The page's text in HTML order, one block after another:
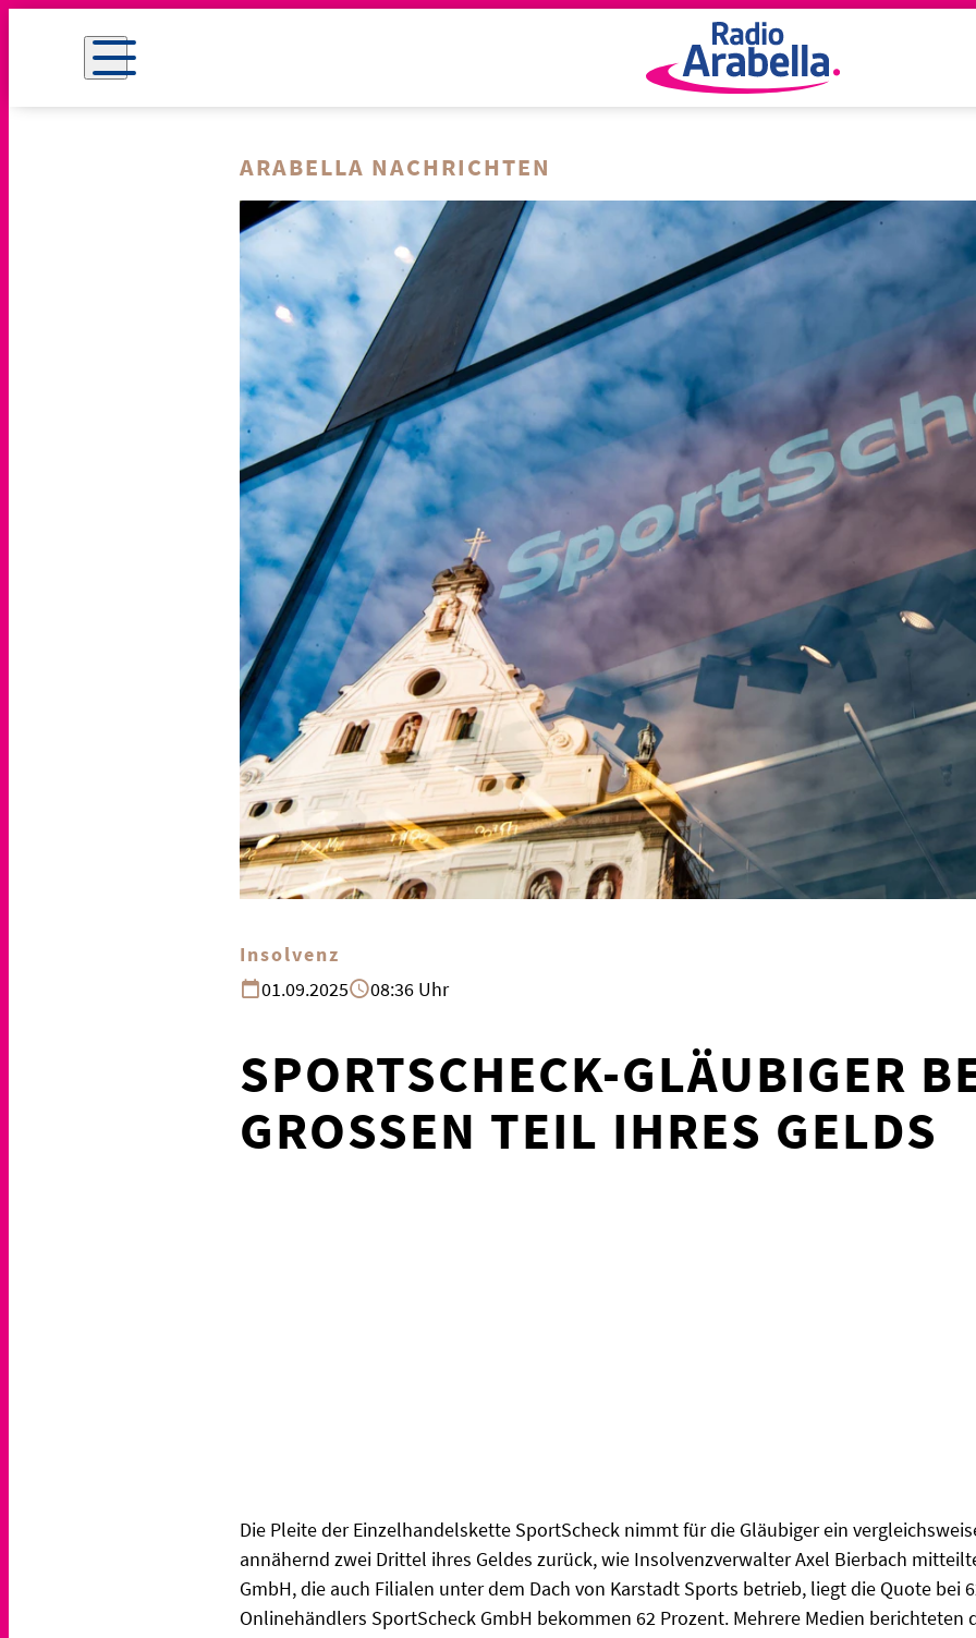
ARABELLA NACHRICHTEN
Insolvenz
01.09.2025
08:36 Uhr
SPORTSCHECK-GLÄUBIGER
GROSSEN TEIL IHRES GELDS
Die Pleite der Einzelhandelskette SportScheck nimmt für die Gläubiger ein
annähernd zwei Drittel ihres Geldes zurück, wie Insolvenzverwalter Axel Bierbach
GmbH, die auch Filialen unter dem Dach von Karstadt Sports betrieb, liegt die Quote bei
Onlinehändlers SportScheck GmbH bekommen 62 Prozent. Mehrere Medien berichteten